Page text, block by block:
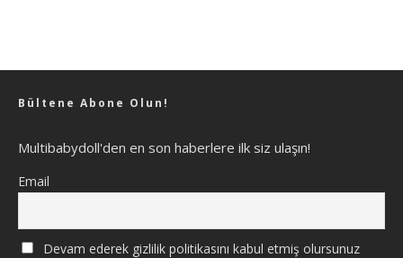
Bültene Abone Olun!
Multibabydoll'den en son haberlere ilk siz ulaşın!
Email
Devam ederek gizlilik politikasını kabul etmiş olursunuz